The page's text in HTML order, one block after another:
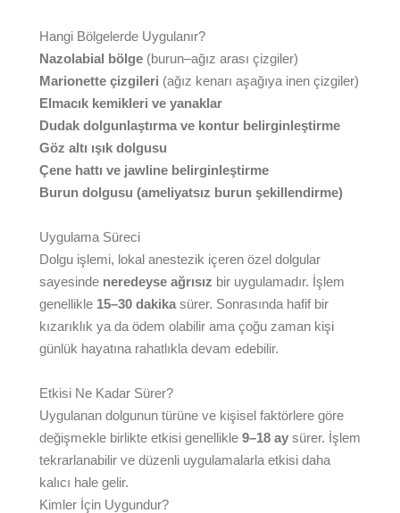
Hangi Bölgelerde Uygulanır?
Nazolabial bölge (burun–ağız arası çizgiler)
Marionette çizgileri (ağız kenarı aşağıya inen çizgiler)
Elmacık kemikleri ve yanaklar
Dudak dolgunlaştırma ve kontur belirginleştirme
Göz altı ışık dolgusu
Çene hattı ve jawline belirginleştirme
Burun dolgusu (ameliyatsız burun şekillendirme)
Uygulama Süreci
Dolgu işlemi, lokal anestezik içeren özel dolgular
sayesinde neredeyse ağrısız bir uygulamadır. İşlem
genellikle 15–30 dakika sürer. Sonrasında hafif bir
kızarıklık ya da ödem olabilir ama çoğu zaman kişi
günlük hayatına rahatlıkla devam edebilir.
Etkisi Ne Kadar Sürer?
Uygulanan dolgunun türüne ve kişisel faktörlere göre
değişmekle birlikte etkisi genellikle 9–18 ay sürer. İşlem
tekrarlanabilir ve düzenli uygulamalarla etkisi daha
kalıcı hale gelir.
Kimler İçin Uygundur?